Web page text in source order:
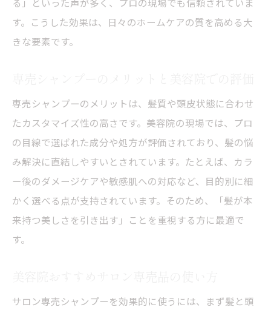
す。こうした効果は、日々のホームケアの質を高める大
きな要素です。
専売シャンプーのメリットは、髪質や頭皮状態に合わせ
たカスタマイズ性の高さです。美容院の現場では、プロ
の目線で選ばれた成分や処方が評価されており、髪の悩
み解決に直結しやすいとされています。たとえば、カラ
ー後のダメージケアや敏感肌への対応など、目的別に細
かく選べる点が支持されています。そのため、「髪が本
来持つ美しさを引き出す」ことを重視する方に最適で
す。
サロン専売シャンプーを効果的に使うには、まず髪と頭